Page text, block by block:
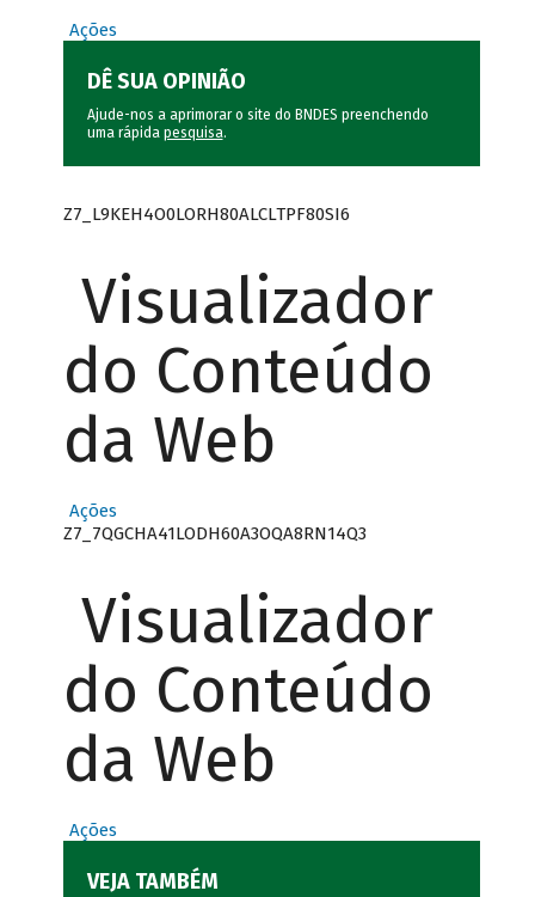
Ações
DÊ SUA OPINIÃO
Ajude-nos a aprimorar o site do BNDES preenchendo
uma rápida pesquisa.
Z7_L9KEH4O0LORH80ALCLTPF80SI6
Visualizador
do Conteúdo
da Web
Ações
Z7_7QGCHA41LODH60A3OQA8RN14Q3
Visualizador
do Conteúdo
da Web
Ações
VEJA TAMBÉM